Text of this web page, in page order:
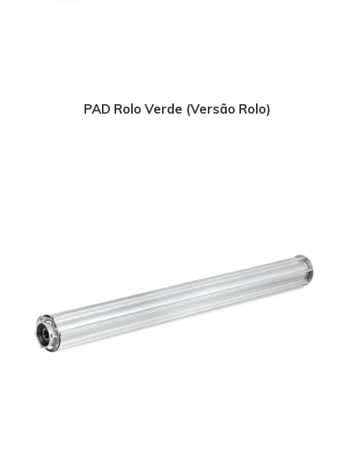
PAD Rolo Verde (Versão Rolo)